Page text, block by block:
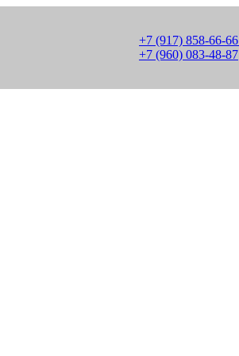
+7 (917) 858-66-66
+7 (960) 083-48-87